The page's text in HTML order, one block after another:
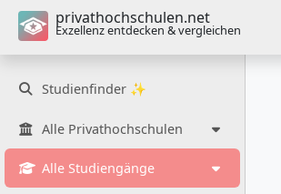
privathochschulen.net
Exzellenz entdecken & vergleichen
Studienfinder ✨
Alle Privathochschulen
Alle Studiengänge